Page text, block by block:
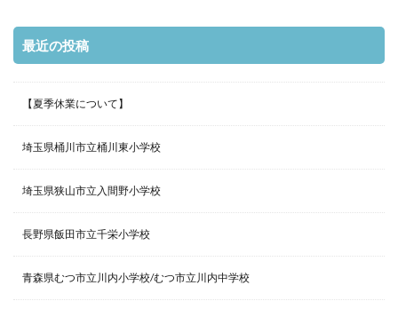
最近の投稿
【夏季休業について】
埼玉県桶川市立桶川東小学校
埼玉県狭山市立入間野小学校
長野県飯田市立千栄小学校
青森県むつ市立川内小学校/むつ市立川内中学校